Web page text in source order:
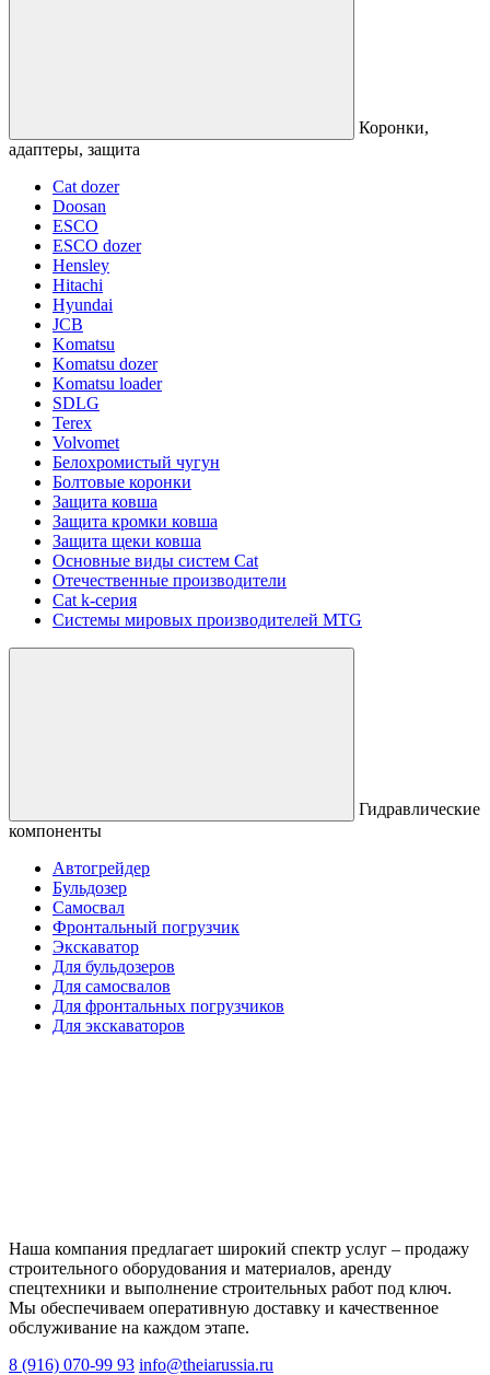
Коронки,
адаптеры, защита
Cat dozer
Doosan
ESCO
ESCO dozer
Hensley
Hitachi
Hyundai
JCB
Komatsu
Komatsu dozer
Komatsu loader
SDLG
Terex
Volvomet
Белохромистый чугун
Болтовые коронки
Защита ковша
Защита кромки ковша
Защита щеки ковша
Основные виды систем Cat
Отечественные производители
Сat k-серия
Системы мировых производителей MTG
Гидравлические
компоненты
Автогрейдер
Бульдозер
Самосвал
Фронтальный погрузчик
Экскаватор
Для бульдозеров
Для самосвалов
Для фронтальных погрузчиков
Для экскаваторов
Наша компания предлагает широкий спектр услуг – продажу
строительного оборудования и материалов, аренду
спецтехники и выполнение строительных работ под ключ.
Мы обеспечиваем оперативную доставку и качественное
обслуживание на каждом этапе.
8 (916) 070-99 93 info@theiarussia.ru